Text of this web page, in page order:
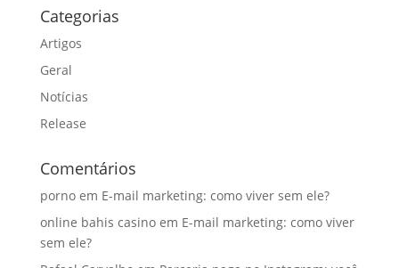
Categorias
Artigos
Geral
Notícias
Release
Comentários
pornoem E-mail marketing: como viver sem ele?
online bahis casinoem E-mail marketing: como viver
sem ele?